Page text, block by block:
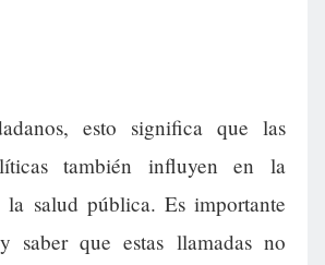
esto significa que las
también influyen en la
la salud pública. Es importante
saber que estas llamadas no